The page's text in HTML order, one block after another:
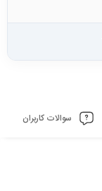
سوالات کاربران